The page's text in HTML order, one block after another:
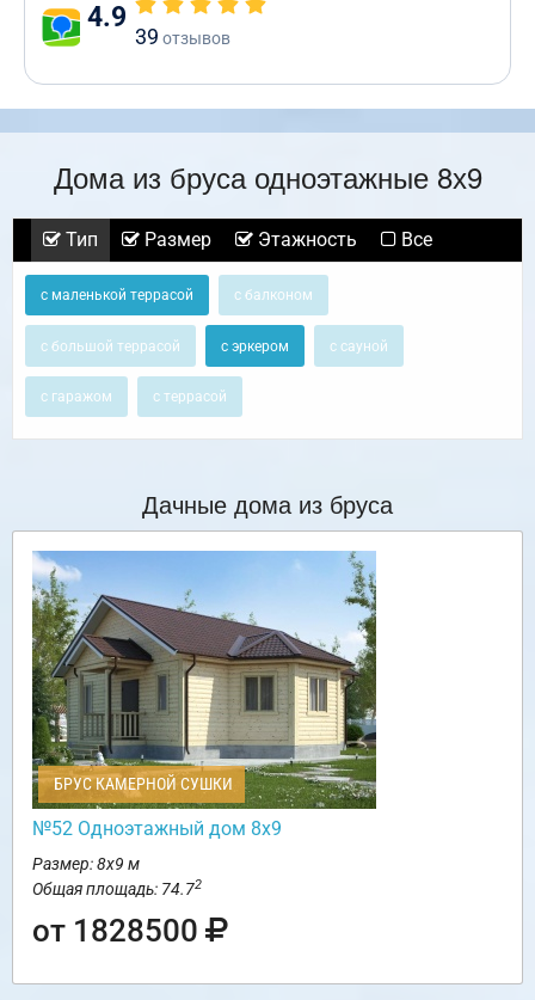
4.9
39 отзывов
Дома из бруса одноэтажные 8х9
Тип Размер Этажность Все
с маленькой террасой с балконом
с большой террасой с эркером с сауной
с гаражом с террасой
Дачные дома из бруса
БРУС КАМЕРНОЙ СУШКИ
№52 Одноэтажный дом 8х9
Размер: 8х9 м
Общая площадь: 74.72
от 1828500